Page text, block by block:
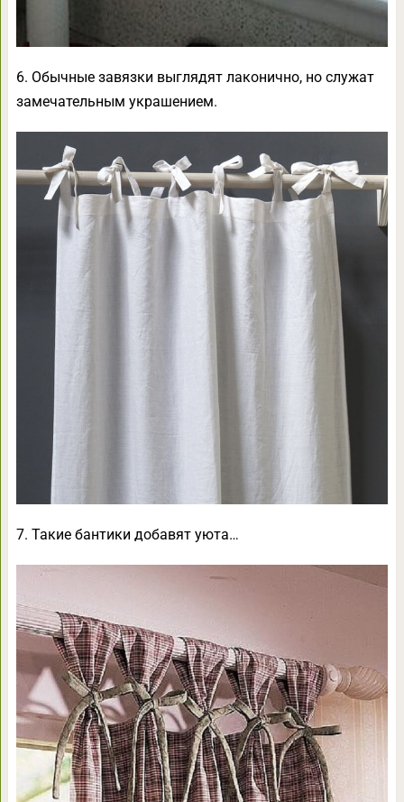
6. Обычные завязки выглядят лаконично, но служат
замечательным украшением.
7. Такие бантики добавят уюта…